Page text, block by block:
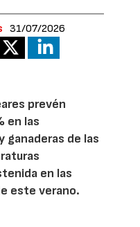
31/07/2026
prevén
en las
ganaderas de las
en las
este verano.